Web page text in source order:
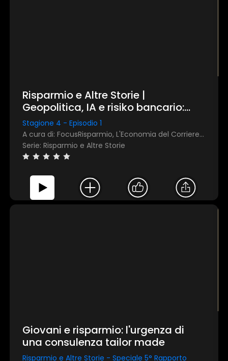
Risparmio e Altre Storie |
Geopolitica, IA e risiko bancario:
rassegna delle notizie più
importanti di settembre 2025
Stagione 4 - Episodio 1
A cura di: FocusRisparmio, L'Economia del Corriere della Sera
Serie: Risparmio e Altre Storie
Giovani e risparmio: l'urgenza di
una consulenza tailor made
Risparmio e Altre Storie - Speciale 5° Rapporto